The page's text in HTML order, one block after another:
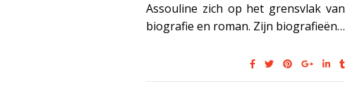
Assouline zich op het grensvlak van
biografie en roman. Zijn biografieën…